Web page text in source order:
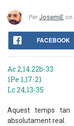
Per JosemiE on
FACEBOOK
Ac 2,14.22b-33
1Pe 1,17-21
Lc 24,13-35
Aquest temps tan
absolutament real.